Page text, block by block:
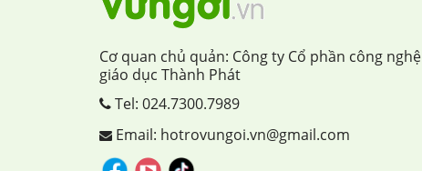
Cơ quan chủ quản: Công ty Cổ phần công nghệ
giáo dục Thành Phát
Tel: 024.7300.7989
Email: hotrovungoi.vn@gmail.com